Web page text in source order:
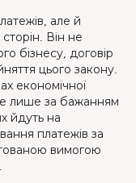
але й
Він не
бізнесу, договір
цього закону.
економічної
лише за бажанням
йдуть на
платежів за
вимогою